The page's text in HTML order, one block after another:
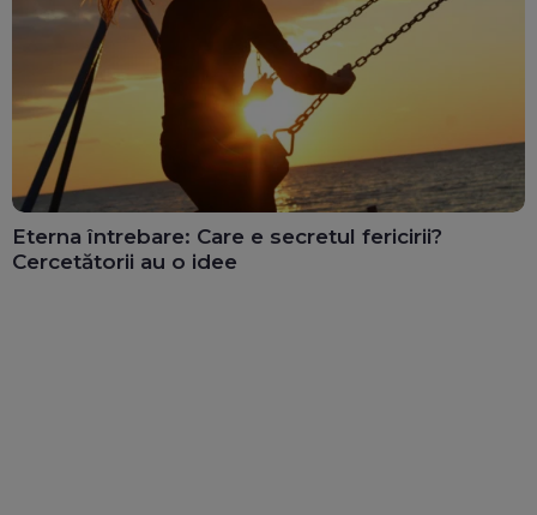
Eterna întrebare: Care e secretul fericirii?
Cercetătorii au o idee